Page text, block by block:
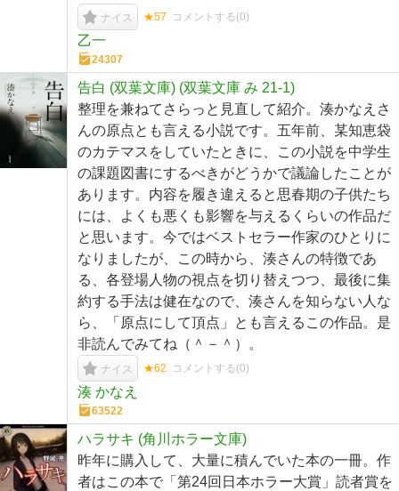
ナイス ★57 コメントする(0)
乙一
24307
告白 (双葉文庫) (双葉文庫 み 21-1)
整理を兼ねてさらっと見直して紹介。湊かなえさ
んの原点とも言える小説です。五年前、某知恵袋
のカテマスをしていたときに、この小説を中学生
の課題図書にするべきがどうかで議論したことが
あります。内容を履き違えると思春期の子供たち
には、よくも悪くも影響を与えるくらいの作品だ
と思います。今ではベストセラー作家のひとりに
なりましたが、この時から、湊さんの特徴であ
る、各登場人物の視点を切り替えつつ、最後に集
約する手法は健在なので、湊さんを知らない人な
ら、「原点にして頂点」とも言えるこの作品。是
非読んでみてね（＾－＾）。
ナイス ★62 コメントする(0)
湊 かなえ
63522
ハラサキ (角川ホラー文庫)
昨年に購入して、大量に積んでいた本の一冊。作
者はこの本で「第24回日本ホラー大賞」読者賞を